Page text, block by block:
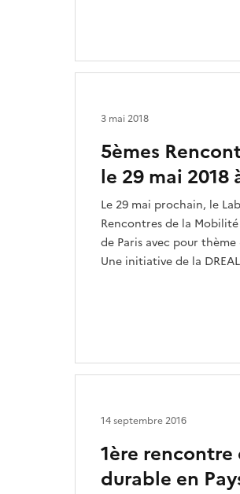
5èmes
le 29 mai 2018
Le 29 mai prochain, le
Rencontres de la
de Paris avec pour
Une initiative de la
3 mai 2018
1ère
durable en
14 septembre 2016